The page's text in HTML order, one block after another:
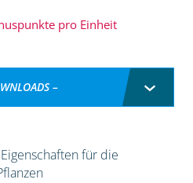
pro Einheit
–
für die